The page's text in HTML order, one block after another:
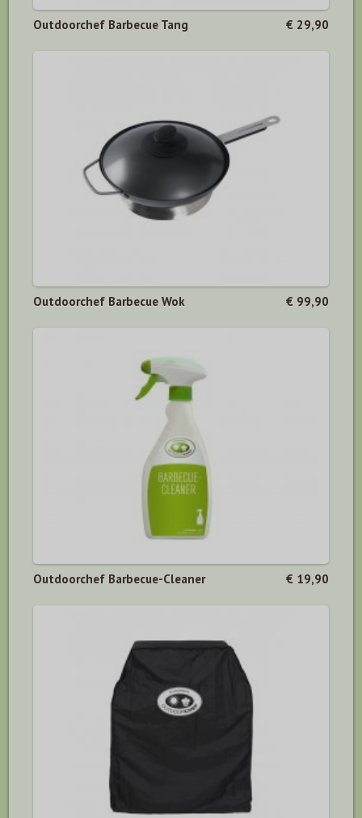
Outdoorchef Barbecue Tang € 29,90
Outdoorchef Barbecue Wok € 99,90
Outdoorchef Barbecue-Cleaner € 19,90